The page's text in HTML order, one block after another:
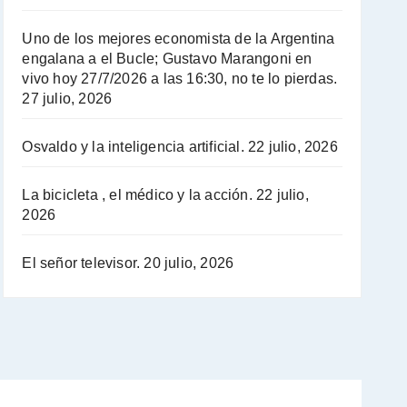
Hugo Yasky opina sobre la reunión de Sergio Massa con el FMI - Hugo Yasky con Jorge Gres
Uno de los mejores economista de la Argentina
engalana a el Bucle; Gustavo Marangoni en
vivo hoy 27/7/2026 a las 16:30, no te lo pierdas.
27 julio, 2026
Osvaldo y la inteligencia artificial. 22 julio, 2026
La bicicleta , el médico y la acción. 22 julio,
2026
El señor televisor. 20 julio, 2026